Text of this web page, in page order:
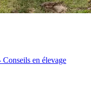
en élevage